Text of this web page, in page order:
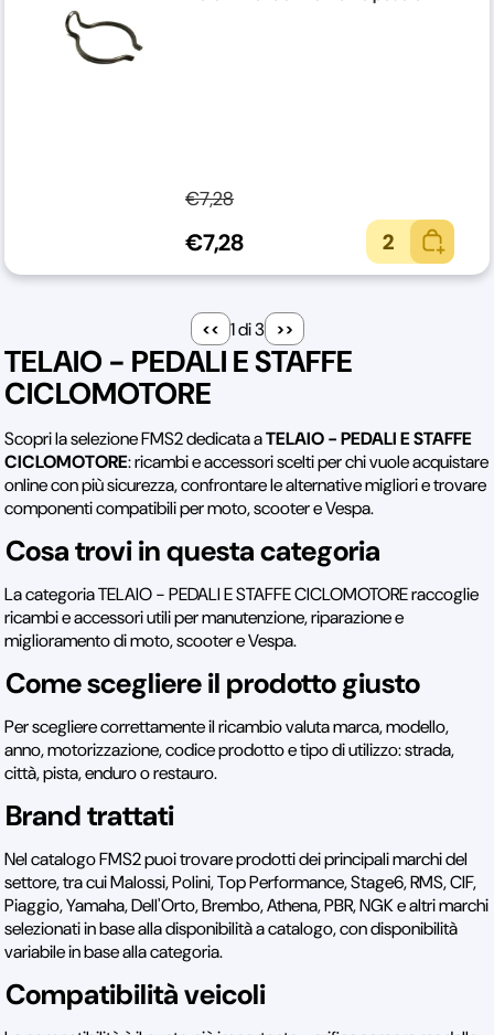
€7,28
€7,28 2
1 di 3
TELAIO - PEDALI E STAFFE
CICLOMOTORE
Scopri la selezione FMS2 dedicata aTELAIO - PEDALI E STAFFE
CICLOMOTORE: ricambi e accessori scelti per chi vuole acquistare
online con più sicurezza, confrontare le alternative migliori e trovare
componenti compatibili per moto, scooter e Vespa.
Cosa trovi in questa categoria
La categoria TELAIO - PEDALI E STAFFE CICLOMOTORE raccoglie
ricambi e accessori utili per manutenzione, riparazione e
miglioramento di moto, scooter e Vespa.
Come scegliere il prodotto giusto
Per scegliere correttamente il ricambio valuta marca, modello,
anno, motorizzazione, codice prodotto e tipo di utilizzo: strada,
città, pista, enduro o restauro.
Brand trattati
Nel catalogo FMS2 puoi trovare prodotti dei principali marchi del
settore, tra cui Malossi, Polini, Top Performance, Stage6, RMS, CIF,
Piaggio, Yamaha, Dell'Orto, Brembo, Athena, PBR, NGK e altri marchi
selezionati in base alla disponibilità a catalogo, con disponibilità
variabile in base alla categoria.
Compatibilità veicoli